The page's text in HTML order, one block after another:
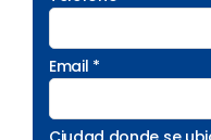
Email *